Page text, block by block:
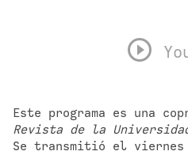
Revista de la
Se transmitió el viernes